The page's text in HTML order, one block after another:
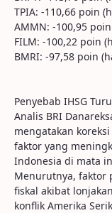
TPIA: -110,66 poin
AMMN: -100,95
FILM: -100,22 poin
BMRI: -97,58 poin
Penyebab IHSG
Analis BRI
mengatakan
faktor yang
Indonesia di mata
Menurutnya, faktor
fiskal akibat
konflik Amerika